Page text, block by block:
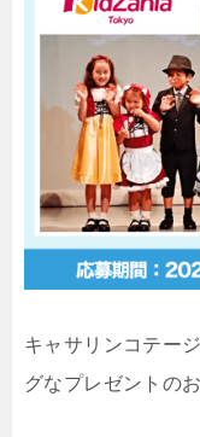
キャサリンコテー
グなプレゼントの